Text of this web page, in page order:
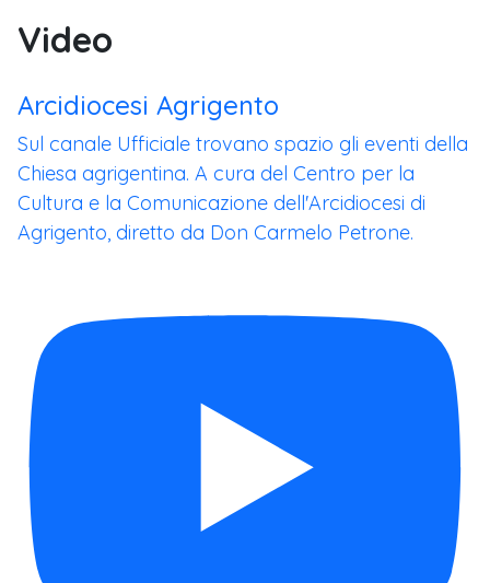
Video
Arcidiocesi Agrigento
Sul canale Ufficiale trovano spazio gli eventi della
Chiesa agrigentina. A cura del Centro per la
Cultura e la Comunicazione dell'Arcidiocesi di
Agrigento, diretto da Don Carmelo Petrone.